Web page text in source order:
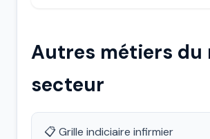
Autres métiers du
secteur
📋 Grille indiciaire infirmier